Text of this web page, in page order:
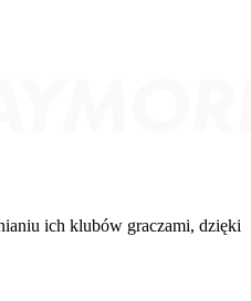
ich klubów graczami, dzięki